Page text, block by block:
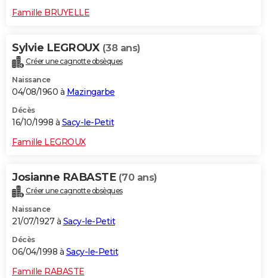
Famille BRUYELLE
Sylvie LEGROUX (38 ans)
Créer une cagnotte obsèques
Naissance
04/08/1960 à Mazingarbe
Décès
16/10/1998 à Sacy-le-Petit
Famille LEGROUX
Josianne RABASTE (70 ans)
Créer une cagnotte obsèques
Naissance
21/07/1927 à Sacy-le-Petit
Décès
06/04/1998 à Sacy-le-Petit
Famille RABASTE